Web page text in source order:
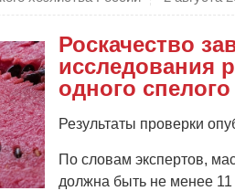
Роскачество
исследования
одного спелого
Результаты проверки
По словам экспертов,
должна быть не менее 11